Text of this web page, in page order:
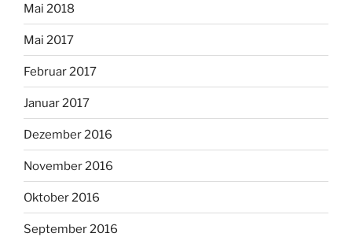
Mai 2018
Mai 2017
Februar 2017
Januar 2017
Dezember 2016
November 2016
Oktober 2016
September 2016